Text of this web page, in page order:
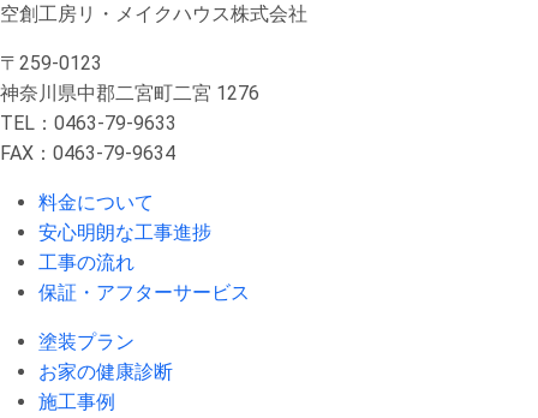
空創工房リ・メイクハウス株式会社
〒259-0123
神奈川県中郡二宮町二宮 1276
TEL：0463-79-9633
FAX：0463-79-9634
料金について
安心明朗な工事進捗
工事の流れ
保証・アフターサービス
塗装プラン
お家の健康診断
施工事例